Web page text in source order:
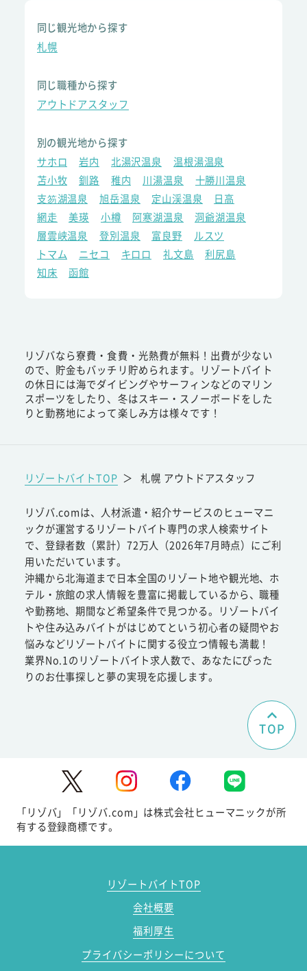
同じ観光地から探す
札幌
同じ職種から探す
アウトドアスタッフ
別の観光地から探す
サホロ
岩内 北湯沢温泉
温根湯温泉
苫小牧
釧路 稚内 川湯温泉
十勝川温泉
支笏湖温泉
旭岳温泉 定山渓温泉
日高
網走
美瑛 小樽 阿寒湖温泉
洞爺湖温泉
層雲峡温泉
登別温泉 富良野
ルスツ
トマム
ニセコ キロロ 礼文島
利尻島
知床
函館
リゾバなら寮費・食費・光熱費が無料！出費が少ない
ので、貯金もバッチリ貯められます。リゾートバイト
の休日には海でダイビングやサーフィンなどのマリン
スポーツをしたり、冬はスキー・スノーボードをした
りと勤務地によって楽しみ方は様々です！
リゾートバイトTOP ＞ 札幌 アウトドアスタッフ
リゾバ.comは、人材派遣・紹介サービスのヒューマニ
ックが運営するリゾートバイト専門の求人検索サイト
で、登録者数（累計）72万人（2026年7月時点）にご利
用いただいています。
沖縄から北海道まで日本全国のリゾート地や観光地、ホ
テル・旅館の求人情報を豊富に掲載しているから、職種
や勤務地、期間など希望条件で見つかる。リゾートバイ
トや住み込みバイトがはじめてという初心者の疑問やお
悩みなどリゾートバイトに関する役立つ情報も満載！
業界No.1のリゾートバイト求人数で、あなたにぴった
りのお仕事探しと夢の実現を応援します。
TOP
「リゾバ」「リゾバ.com」は株式会社ヒューマニックが所
有する登録商標です。
リゾートバイトTOP
会社概要
福利厚生
プライバシーポリシーについて